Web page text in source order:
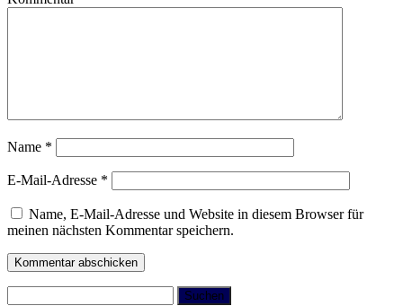
Name *
E-Mail-Adresse *
Name, E-Mail-Adresse und Website in diesem Browser für
meinen nächsten Kommentar speichern.